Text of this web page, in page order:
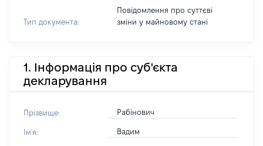
Тип документа:
Повідомлення про суттєві
зміни y майновому стані
1. Інформація про суб'єкта
декларування
Прізвище: Рабінович
Ім'я: Вадим